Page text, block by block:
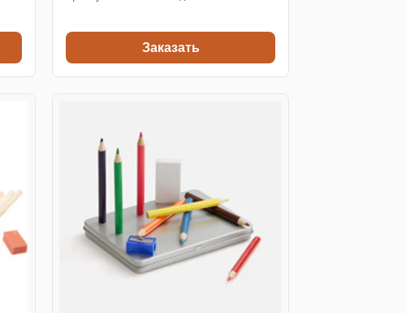
Заказать